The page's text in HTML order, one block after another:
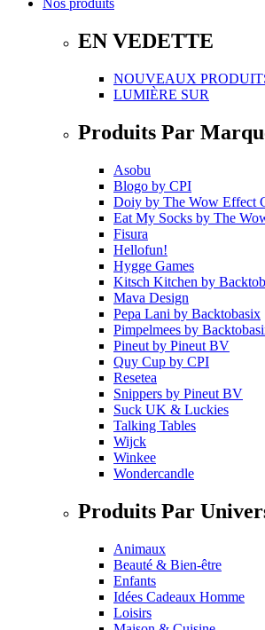
Nos produits
EN VEDETTE
NOUVEAUX
LUMIÈRE SUR
Produits Par
Asobu
Blogo by CPI
Doiy by The Wow Effect
Eat My Socks by The
Fisura
Hellofun!
Hygge Games
Kitsch Kitchen by
Mava Design
Pepa Lani by Backtobasix
Pimpelmees by
Pineut by Pineut BV
Quy Cup by CPI
Resetea
Snippers by Pineut BV
Suck UK & Luckies
Talking Tables
Wijck
Winkee
Wondercandle
Produits Par
Animaux
Beauté & Bien-être
Enfants
Idées Cadeaux Homme
Loisirs